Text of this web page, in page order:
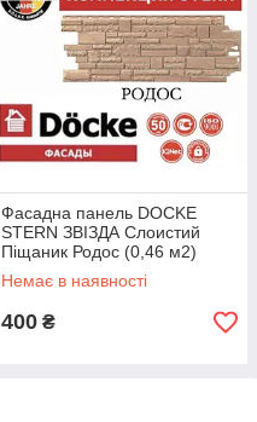
Фасадна панель DOCKE
STERN ЗВІЗДА Слоистий
Піщаник Родос (0,46 м2)
Немає в наявності
400 ₴